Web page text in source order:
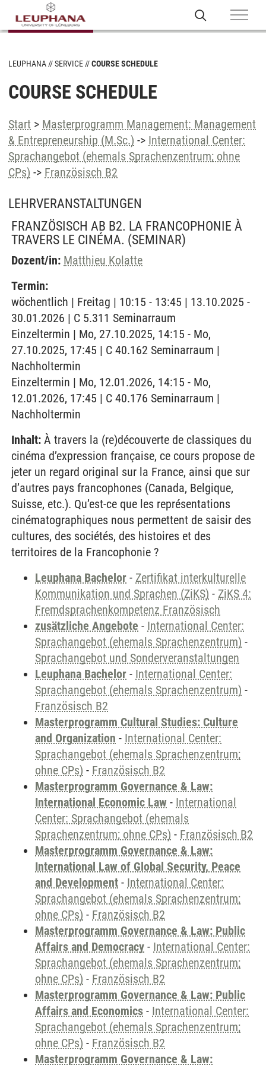
LEUPHANA SERVICE COURSE SCHEDULE
COURSE SCHEDULE
Start > Masterprogramm Management: Management
& Entrepreneurship (M.Sc.) -> International Center:
Sprachangebot (ehemals Sprachenzentrum; ohne
CPs) -> Französisch B2
LEHRVERANSTALTUNGEN
FRANZÖSISCH AB B2. LA FRANCOPHONIE À
TRAVERS LE CINÉMA. (SEMINAR)
Dozent/in: Matthieu Kolatte
Termin:
wöchentlich | Freitag | 10:15 - 13:45 | 13.10.2025 -
30.01.2026 | C 5.311 Seminarraum
Einzeltermin | Mo, 27.10.2025, 14:15 - Mo,
27.10.2025, 17:45 | C 40.162 Seminarraum |
Nachholtermin
Einzeltermin | Mo, 12.01.2026, 14:15 - Mo,
12.01.2026, 17:45 | C 40.176 Seminarraum |
Nachholtermin
Inhalt: À travers la (re)découverte de classiques du
cinéma d’expression française, ce cours propose de
jeter un regard original sur la France, ainsi que sur
d’autres pays francophones (Canada, Belgique,
Suisse, etc.). Qu’est-ce que les représentations
cinématographiques nous permettent de saisir des
cultures, des sociétés, des histoires et des
territoires de la Francophonie ?
Leuphana Bachelor - Zertifikat interkulturelle
Kommunikation und Sprachen (ZiKS) - ZiKS 4:
Fremdsprachenkompetenz Französisch
zusätzliche Angebote - International Center:
Sprachangebot (ehemals Sprachenzentrum) -
Sprachangebot und Sonderveranstaltungen
Leuphana Bachelor - International Center:
Sprachangebot (ehemals Sprachenzentrum) -
Französisch B2
Masterprogramm Cultural Studies: Culture
and Organization - International Center:
Sprachangebot (ehemals Sprachenzentrum;
ohne CPs) - Französisch B2
Masterprogramm Governance & Law:
International Economic Law - International
Center: Sprachangebot (ehemals
Sprachenzentrum; ohne CPs) - Französisch B2
Masterprogramm Governance & Law:
International Law of Global Security, Peace
and Development - International Center:
Sprachangebot (ehemals Sprachenzentrum;
ohne CPs) - Französisch B2
Masterprogramm Governance & Law: Public
Affairs and Democracy - International Center:
Sprachangebot (ehemals Sprachenzentrum;
ohne CPs) - Französisch B2
Masterprogramm Governance & Law: Public
Affairs and Economics - International Center:
Sprachangebot (ehemals Sprachenzentrum;
ohne CPs) - Französisch B2
Masterprogramm Governance & Law: